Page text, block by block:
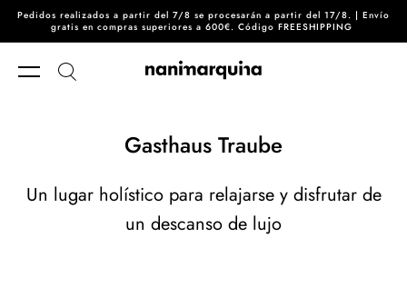
Ir directamente al contenido
Pedidos realizados a partir del 7/8 se procesarán a partir del 17/8. | Envío
gratis en compras superiores a 600€. Código FREESHIPPING
Gasthaus Traube
Un lugar holístico para relajarse y disfrutar de
un descanso de lujo